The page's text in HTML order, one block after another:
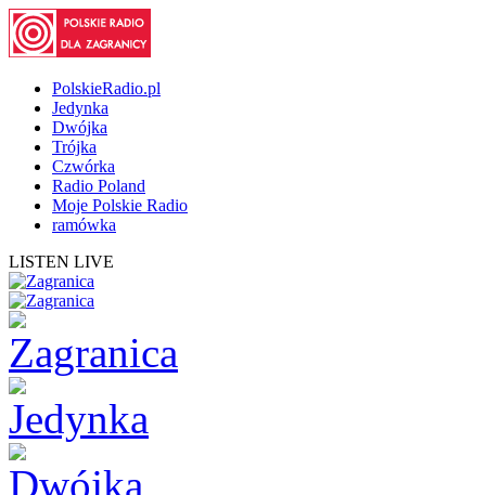
PolskieRadio.pl
Jedynka
Dwójka
Trójka
Czwórka
Radio Poland
Moje Polskie Radio
ramówka
LISTEN LIVE